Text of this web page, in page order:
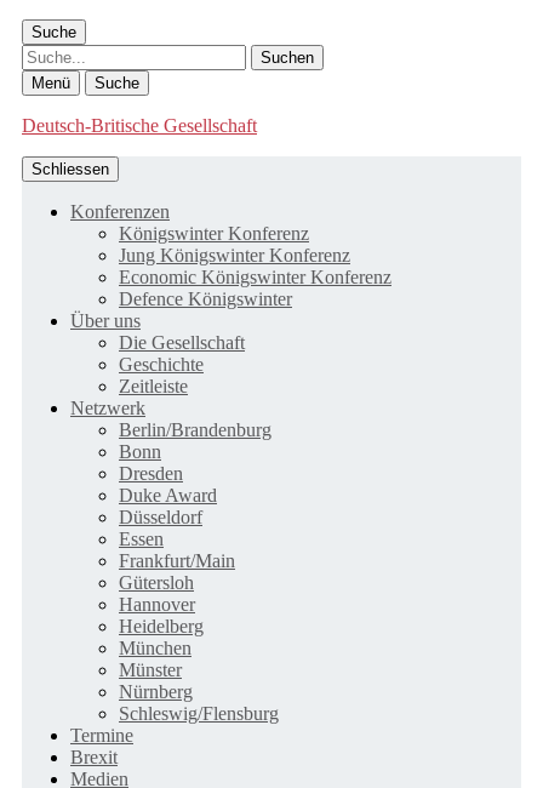
Suche
Suche
Menü Suche
Deutsch-Britische Gesellschaft
Schliessen
Konferenzen
Königswinter Konferenz
Jung Königswinter Konferenz
Economic Königswinter Konferenz
Defence Königswinter
Über uns
Die Gesellschaft
Geschichte
Zeitleiste
Netzwerk
Berlin/Brandenburg
Bonn
Dresden
Duke Award
Düsseldorf
Essen
Frankfurt/Main
Gütersloh
Hannover
Heidelberg
München
Münster
Nürnberg
Schleswig/Flensburg
Termine
Brexit
Medien